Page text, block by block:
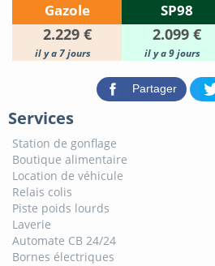
Gazole SP98
2.229 € 2.099 €
il y a 7 jours il y a 9 jours
Partager
Services
Station de gonflage
Boutique alimentaire
Location de véhicule
Relais colis
Piste poids lourds
Laverie
Automate CB 24/24
Bornes électriques